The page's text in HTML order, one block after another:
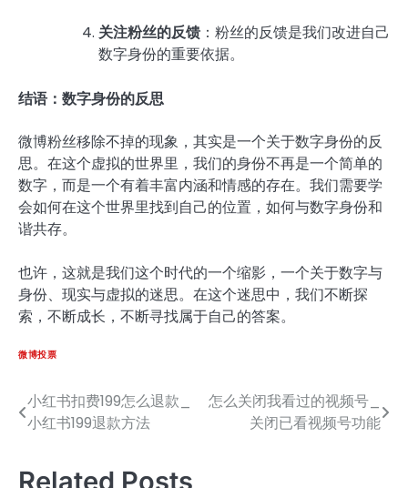
关注粉丝的反馈 ：粉丝的反馈是我们改进自己
数字身份的重要依据。
结语：数字身份的反思
微博粉丝移除不掉的现象，其实是一个关于数字身份的反
思。在这个虚拟的世界里，我们的身份不再是一个简单的
数字，而是一个有着丰富内涵和情感的存在。我们需要学
会如何在这个世界里找到自己的位置，如何与数字身份和
谐共存。
也许，这就是我们这个时代的一个缩影，一个关于数字与
身份、现实与虚拟的迷思。在这个迷思中，我们不断探
索，不断成长，不断寻找属于自己的答案。
微博投票
文
章
导
小红书扣费199怎么退款_
小红书199退款方法
怎么关闭我看过的视频号_
关闭已看视频号功能
Related Posts